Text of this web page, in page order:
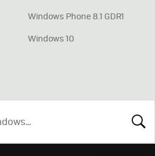
Windows Phone 8.1 GDR1
Windows 10